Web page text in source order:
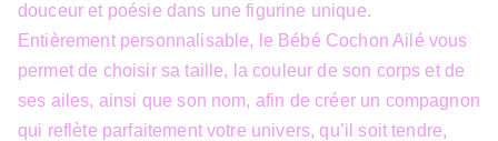
douceur et poésie dans une figurine unique.
Entièrement personnalisable, le Bébé Cochon Ailé vous
permet de choisir sa taille, la couleur de son corps et de
ses ailes, ainsi que son nom, afin de créer un compagnon
qui reflète parfaitement votre univers, qu’il soit tendre,